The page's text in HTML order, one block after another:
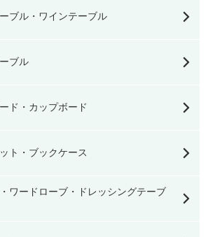
ブル・ワインテーブル
ブル
ド・カップボード
ト・ブックケース
ワードローブ・ドレッシングテーブ